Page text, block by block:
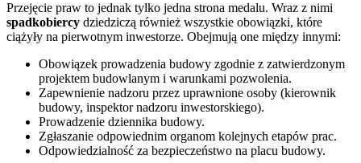
Przejęcie praw to jednak tylko jedna strona medalu. Wraz z nimi
spadkobiercy dziedziczą również wszystkie obowiązki, które
ciążyły na pierwotnym inwestorze. Obejmują one między innymi:
Obowiązek prowadzenia budowy zgodnie z zatwierdzonym
projektem budowlanym i warunkami pozwolenia.
Zapewnienie nadzoru przez uprawnione osoby (kierownik
budowy, inspektor nadzoru inwestorskiego).
Prowadzenie dziennika budowy.
Zgłaszanie odpowiednim organom kolejnych etapów prac.
Odpowiedzialność za bezpieczeństwo na placu budowy.